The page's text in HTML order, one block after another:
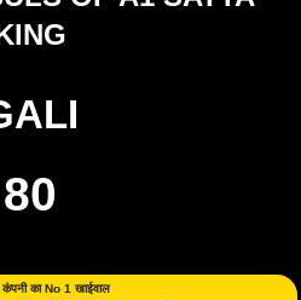
80
का No 1 खाईवाल